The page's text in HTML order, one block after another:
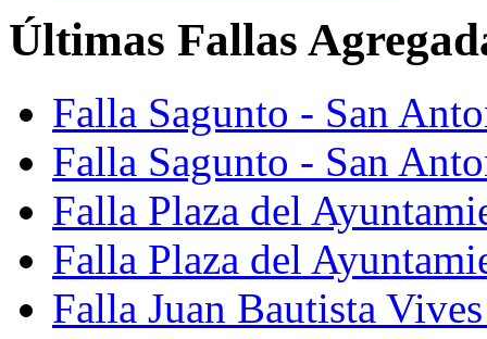
Últimas Fallas
Falla Sagunto - San
Falla Sagunto - San
Falla Plaza del
Falla Plaza del
Falla Juan Bautista